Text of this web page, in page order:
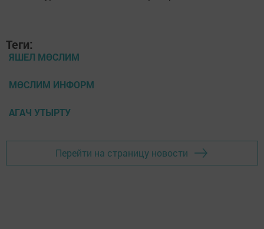
Теги:
ЯШЕЛ МӨСЛИМ
МӨСЛИМ ИНФОРМ
АГАЧ УТЫРТУ
Перейти на страницу новости